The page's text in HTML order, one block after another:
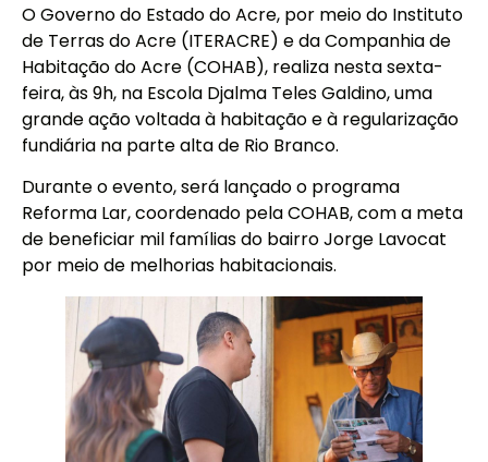
O Governo do Estado do Acre, por meio do Instituto
de Terras do Acre (ITERACRE) e da Companhia de
Habitação do Acre (COHAB), realiza nesta sexta-
feira, às 9h, na Escola Djalma Teles Galdino, uma
grande ação voltada à habitação e à regularização
fundiária na parte alta de Rio Branco.
Durante o evento, será lançado o programa
Reforma Lar, coordenado pela COHAB, com a meta
de beneficiar mil famílias do bairro Jorge Lavocat
por meio de melhorias habitacionais.